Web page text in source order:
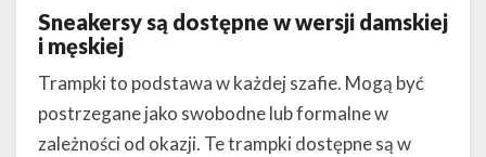
Sneakersy są dostępne w wersji damskiej
i męskiej
Trampki to podstawa w każdej szafie. Mogą być
postrzegane jako swobodne lub formalne w
zależności od okazji. Te trampki dostępne są w